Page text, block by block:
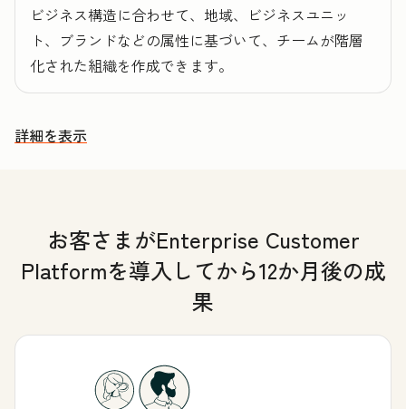
ビジネス構造に合わせて、地域、ビジネスユニッ
ト、ブランドなどの属性に基づいて、チームが階層
化された組織を作成できます。
詳細を表示
その他の機能を確認する
お客さまがEnterprise Customer
Platformを導入してから12か月後の成
果